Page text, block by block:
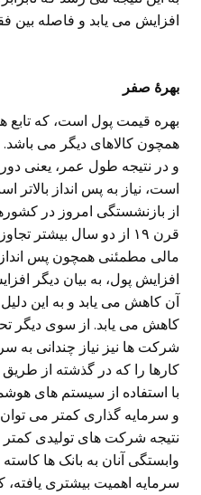
افزایش می‌ یابد و فاصله بین
بهرۀ صفر
بهره قیمت پول است، که تابع
همچون کالاهای دیگر می
و در نتیجه طول عمر، یعنی
است، نیاز به پس انداز
قرن ۱۹ از دو سال بیشتر
مالی مطمئنی همچون پس
افزایش پول، به بیان دیگر
آن کاهش می یابد و به این
کاهش می یابد. از سوی دیگر تحت
شرکت ها نیز نیاز چندانی به
کارها را که در گذشته از
با استفاده از سیستم های
و سرمایه گذاری کمتر می
نتیجه شرکت های تولیدی کمتر
وابستگی آنان به بانک ها
سرمایه اهمیت بیشتری